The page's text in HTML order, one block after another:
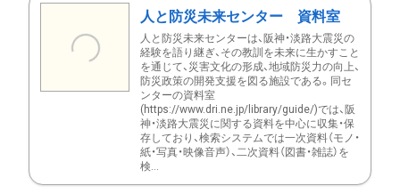
人と防災未来センター 資料室
人と防災未来センターは、阪神・淡路大震災の
経験を語り継ぎ、その教訓を未来に生かすこと
を通じて、災害文化の形成、地域防災力の向上、
防災政策の開発支援を図る施設である。同セ
ンターの資料室
(https://www.dri.ne.jp/library/guide/)では、阪
神・淡路大震災に関する資料を中心に収集・保
存しており、検索システムでは一次資料（モノ・
紙・写真・映像音声）、二次資料（図書・雑誌）を
検...